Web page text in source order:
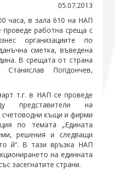
05.07.2013
часа, в зала 610 на НАП
работна среща с
организациите по
сметка, въведена
В срещата от страна
Попдончев,
т.г. в НАП се проведе
представители на
счетоводни къщи и фирми
по темата „Едината
решения и следващи
й“. В тази връзка НАП
на единната
засегнатите страни.